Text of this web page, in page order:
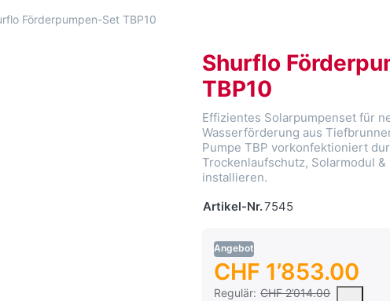
Förderpumpen-Set TBP10
Shurflo
TBP10
Effizientes Solarpumpenset für
Wasserförderung aus
Pumpe TBP vorkonfektioniert
Trockenlaufschutz, Solarmodul
installieren.
Artikel-Nr.7545
Angebot
CHF 1’853.00
Regulär: CHF 2’014.00
Es handelt sich um den mittleren